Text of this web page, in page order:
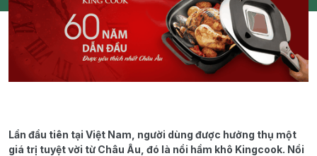
Lần đầu tiên tại Việt Nam, người dùng được hưởng thụ một
giá trị tuyệt vời từ Châu Âu, đó là nồi hầm khô Kingcook. Nồi